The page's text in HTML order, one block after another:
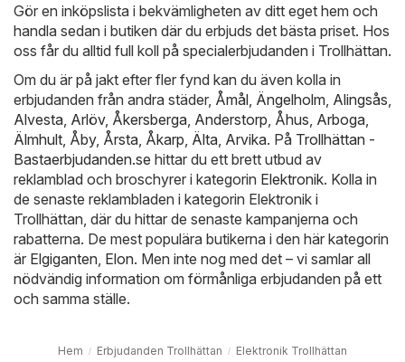
Gör en inköpslista i bekvämligheten av ditt eget hem och
handla sedan i butiken där du erbjuds det bästa priset. Hos
oss får du alltid full koll på specialerbjudanden i Trollhättan.
Om du är på jakt efter fler fynd kan du även kolla in
erbjudanden från andra städer, Åmål Ängelholm Alingsås
Alvesta Arlöv, Åkersberga Anderstorp Åhus Arboga
Älmhult Åby, Årsta Åkarp Älta Arvika. På Trollhättan -
Bastaerbjudanden.se hittar du ett brett utbud av
reklamblad och broschyrer i kategorin Elektronik. Kolla in
de senaste reklambladen i kategorin Elektronik i
Trollhättan, där du hittar de senaste kampanjerna och
rabatterna. De mest populära butikerna i den här kategorin
är Elgiganten Elon. Men inte nog med det – vi samlar all
nödvändig information om förmånliga erbjudanden på ett
och samma ställe.
Hem Erbjudanden Trollhättan Elektronik Trollhättan